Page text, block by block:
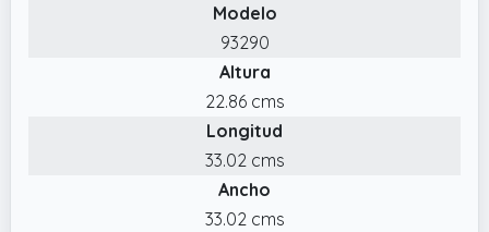
Modelo
93290
Altura
22.86 cms
Longitud
33.02 cms
Ancho
33.02 cms